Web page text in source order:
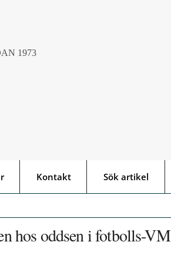
1973
Kontakt Sök artikel
hos oddsen i fotbolls-VM